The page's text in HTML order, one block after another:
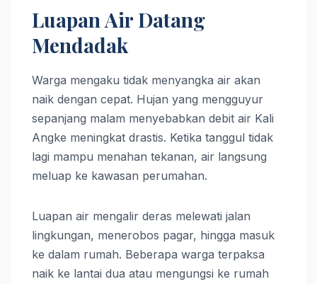
Luapan Air Datang
Mendadak
Warga mengaku tidak menyangka air akan
naik dengan cepat. Hujan yang mengguyur
sepanjang malam menyebabkan debit air Kali
Angke meningkat drastis. Ketika tanggul tidak
lagi mampu menahan tekanan, air langsung
meluap ke kawasan perumahan.
Luapan air mengalir deras melewati jalan
lingkungan, menerobos pagar, hingga masuk
ke dalam rumah. Beberapa warga terpaksa
naik ke lantai dua atau mengungsi ke rumah